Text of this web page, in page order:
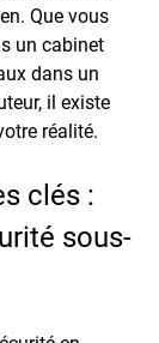
Que vous
un cabinet
dans un
il existe
réalité.
clés :
sous-